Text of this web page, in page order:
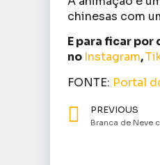
chinesas com
E para ficar
no Instagram,
FONTE: Portal
PREVIOUS